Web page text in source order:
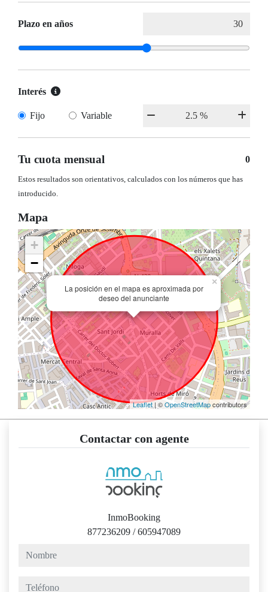
Plazo en años
Interés
Fijo Variable
Tu cuota mensual 0
Estos resultados son orientativos, calculados con los números que has
introducido.
Mapa
La posición en el mapa es aproximada por
deseo del anunciante
×
+
−
Leaflet| ©OpenStreetMapcontributors
Contactar con agente
InmoBooking
877236209 /605947089
nombre
teléfono